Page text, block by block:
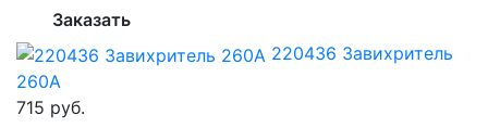
Заказать
220436 Завихритель
260А
715 руб.